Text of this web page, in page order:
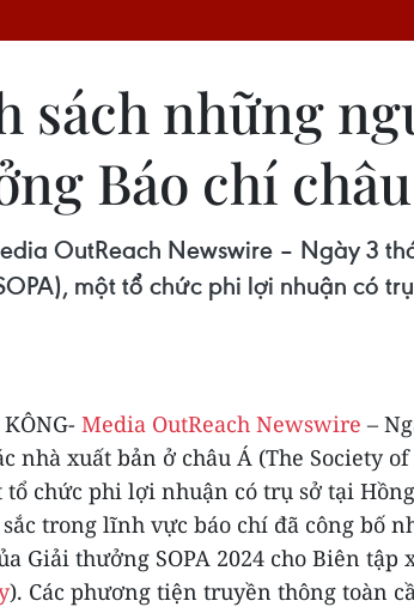
sách những
Báo chí
OutReach Newswire – Ngày 3
một tổ chức phi lợi nhuận có
Media OutReach Newswire –
nhà xuất bản ở châu Á (The Society of
tổ chức phi lợi nhuận có trụ sở tại Hồng
trong lĩnh vực báo chí đã công bố
Giải thưởng SOPA 2024 cho Biên tập
). Các phương tiện truyền thông toàn